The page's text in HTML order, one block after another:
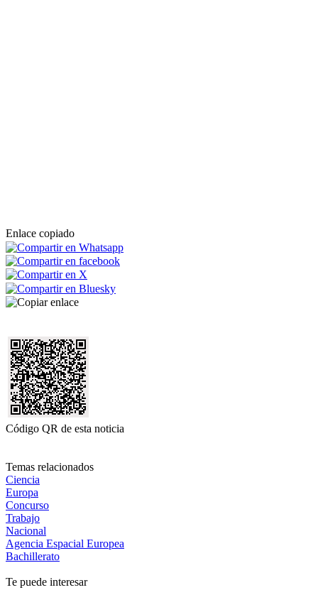
Enlace copiado
Código QR de esta noticia
Temas relacionados
Ciencia
Europa
Concurso
Trabajo
Nacional
Agencia Espacial Europea
Bachillerato
Te puede interesar